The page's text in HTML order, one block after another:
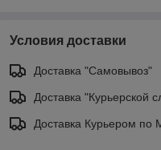
Условия доставки
Доставка "Самовывоз"
Доставка "Курьерской
Доставка Курьером по